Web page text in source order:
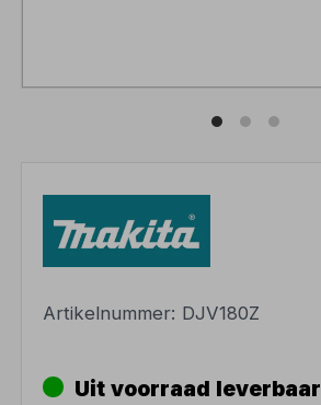
Artikelnummer: DJV180Z
Uit voorraad leverbaar